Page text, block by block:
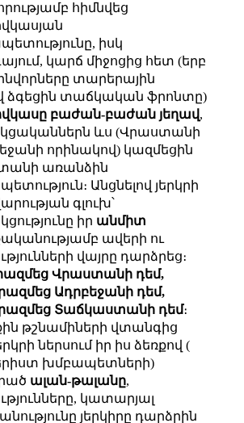
հիմնվեց
իսկ
կարճ միջոցից հետ (երբ
տարերային
ձգեցին տաճկական ֆրոնտը)
բաժան-բաժան յեղավ,
ևս (Վրաստանի
որինակով) կազմեցին
առանձին
Անցնելով յերկրի
գլուխ՝
իր անմիտ
ավերի ու
վայրը դարձրեց։
Վրաստանի դեմ,
Ադրբեջանի դեմ,
Տաճկաստանի դեմ։
թշնամիների վտանգից
ներսում իր իս ձեռքով (
խմբապետների)
ալան-թալանը,
կատարյալ
յերկիրը դարձրին